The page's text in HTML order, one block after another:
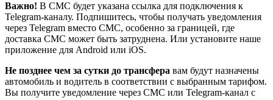
Важно! В СМС будет указана ссылка для подключения к
Telegram-каналу. Подпишитесь, чтобы получать уведомления
через Telegram вместо СМС, особенно за границей, где
доставка СМС может быть затруднена. Или установите наше
приложение для Android или iOS.
Не позднее чем за сутки до трансфера вам будут назначены
автомобиль и водитель в соответствии с выбранным тарифом.
Вы получите уведомление через СМС или Telegram-канал с